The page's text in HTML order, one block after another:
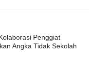
Penggiat
Angka Tidak Sekolah